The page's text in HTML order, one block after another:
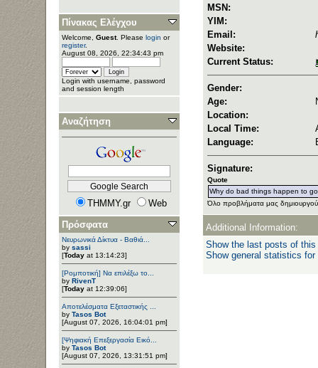
Πίνακας Ελέγχου
Welcome, Guest. Please login or
register.
August 08, 2026, 22:34:43 pm
Login with username, password
and session length
Αναζήτηση
THMMY.gr
Web
Πρόσφατα
Νευρωνικά Δίκτυα - Βαθιά...
by sassi
[Today at 13:14:23]
[Ρομποτική] Να επιλέξω το...
by RivenT
[Today at 12:39:06]
Αποτελέσματα Εξεταστικής ...
by Tasos Bot
[August 07, 2026, 16:04:01 pm]
[Ψηφιακή Επεξεργασία Εικό...
by Tasos Bot
[August 07, 2026, 13:31:51 pm]
MSN:
YIM:
Email:
Website:
Current Status:
Gender:
Age:
Location:
Local Time:
Language:
Signature:
Quote
Why do bad things happen to
Όλο προβλήματα μας
Additional Information:
Show the last posts of this
Show general statistics for